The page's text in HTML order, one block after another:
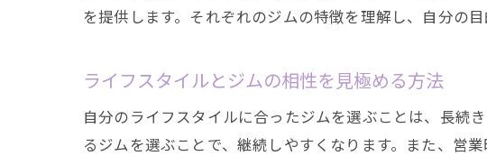
無料体験を活用
無料体験で
ジムの雰囲
無料体験
を提供します。それぞれのジムの特徴を理解し、自分の
ライフスタイルとジムの相性を見極める方法
自分のライフスタイルに合ったジムを選ぶことは、長続
るジムを選ぶことで、継続しやすくなります。また、営